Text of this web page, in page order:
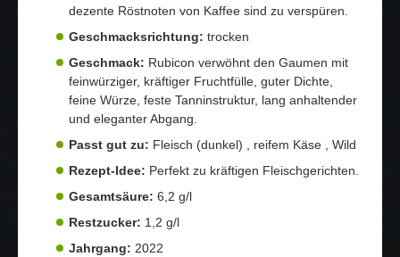
dezente Röstnoten von Kaffee sind zu verspüren.
Geschmacksrichtung: trocken
Geschmack: Rubicon verwöhnt den Gaumen mit
feinwürziger, kräftiger Fruchtfülle, guter Dichte,
feine Würze, feste Tanninstruktur, lang anhaltender
und eleganter Abgang.
Passt gut zu: Fleisch (dunkel) , reifem Käse , Wild
Rezept-Idee: Perfekt zu kräftigen Fleischgerichten.
Gesamtsäure: 6,2 g/l
Restzucker: 1,2 g/l
Jahrgang: 2022